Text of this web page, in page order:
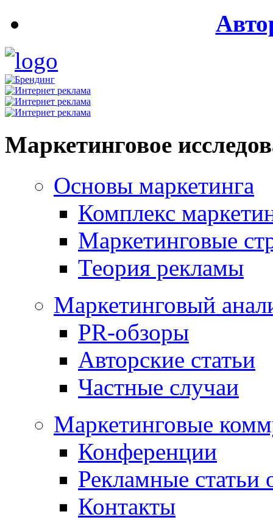
Маркетинговое
Основы маркетинга
Комплекс
Маркетинговые
Теория рекламы
Маркетинговый
PR-обзоры
Авторские статьи
Частные случаи
Маркетинговые
Конференции
Рекламные статьи
Контакты